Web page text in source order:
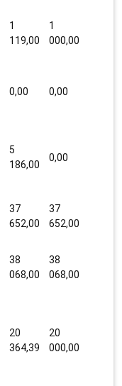
1
119,00
1
000,00
0,00 0,00
5
186,00
0,00
37
652,00
37
652,00
38
068,00
38
068,00
20
364,39
20
000,00